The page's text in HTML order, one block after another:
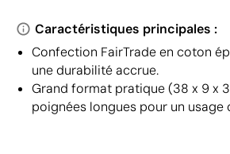
Caractéristiques principales :
Confection FairTrade en coton
une durabilité accrue.
Grand format pratique (38 x 9 x
poignées longues pour un usage